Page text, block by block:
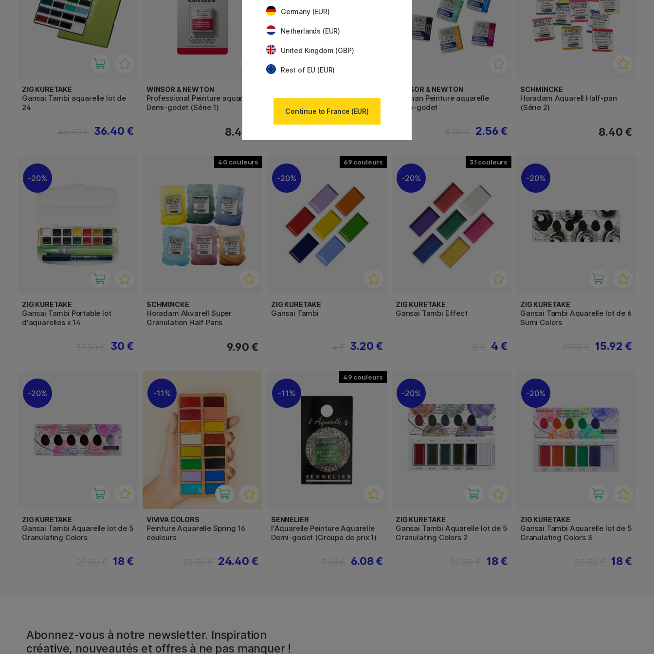
ZIG KURETAKE
Gansai Tambi aquarelle lot de
24
36.40 €
WINSOR & NEWTON
Professional Peinture aquarelle
Demi-godet (Série 1)
8.40 €
Professional Peinture aquarelle
Demi-godet (Série 4)
WINSOR & NEWTON
Cotman Peinture aquarelle
Demi-godet
2.56 €
SCHMINCKE
Horadam Aquarell Half-pan
(Série 2)
8.40 €
20%
ZIG KURETAKE
Gansai Tambi Portable lot
d'aquarelles x 14
30 €
40
SCHMINCKE
Horadam Akvarell Super
Granulation Half Pans
9.90 €
69
20%
ZIG KURETAKE
Gansai Tambi
3.20 €
31
20%
ZIG KURETAKE
Gansai Tambi Effect
4 €
20%
ZIG KURETAKE
Gansai Tambi Aquarelle lot de 6
Sumi Colors
15.92 €
20%
ZIG KURETAKE
Gansai Tambi Aquarelle lot de 5
Granulating Colors
18 €
11%
VIVIVA COLORS
Peinture Aquarelle Spring 16
couleurs
24.40 €
49
11%
SENNELIER
l'Aquarelle Peinture Aquarelle
Demi-godet (Groupe de prix 1)
6.08 €
20%
ZIG KURETAKE
Gansai Tambi Aquarelle lot de 5
Granulating Colors 2
18 €
20%
ZIG KURETAKE
Gansai Tambi Aquarelle lot de 5
Granulating Colors 3
18 €
Abonnez-vous à notre newsletter. Inspiration
créative, nouveautés et offres à ne pas manquer !
Germany (EUR)
Netherlands (EUR)
United Kingdom (GBP)
Rest of EU (EUR)
Continue to France (EUR)